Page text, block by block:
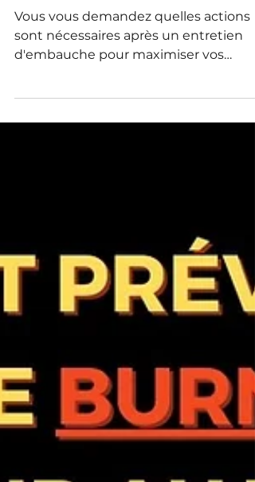
recrutement ?
Vous vous demandez quelles actions
sont nécessaires après un entretien
chances ? Faut-il envoyer un mail de
remerciement après un entretien ? À